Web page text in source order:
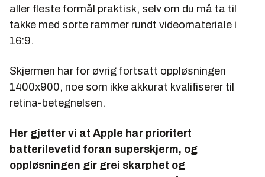
aller fleste formål praktisk, selv om du må ta til
takke med sorte rammer rundt videomateriale i
16:9.
Skjermen har for øvrig fortsatt oppløsningen
1400x900, noe som ikke akkurat kvalifiserer til
retina-betegnelsen.
Her gjetter vi at Apple har prioritert
batterilevetid foran superskjerm, og
oppløsningen gir grei skarphet og